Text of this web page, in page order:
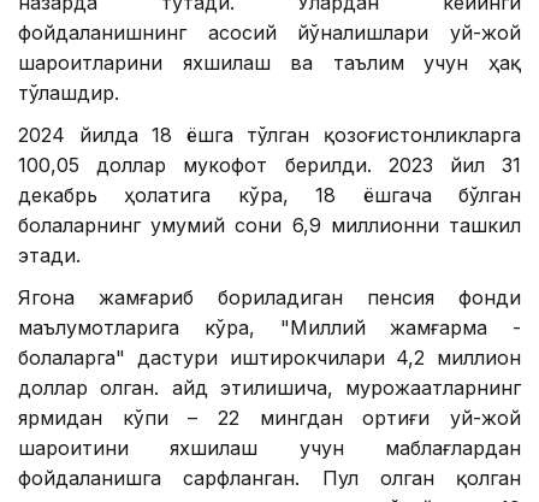
фойдаланишнинг асосий йўналишлари уй-жой
шароитларини яхшилаш ва таълим учун ҳақ
тўлашдир.
2024 йилда 18 ёшга тўлган қозоғистонликларга
100,05 доллар мукофот берилди. 2023 йил 31
декабрь ҳолатига кўра, 18 ёшгача бўлган
болаларнинг умумий сони 6,9 миллионни ташкил
этади.
Ягона жамғариб бориладиган пенсия фонди
маълумотларига кўра, "Миллий жамғарма -
болаларга" дастури иштирокчилари 4,2 миллион
доллар олган. Қайд этилишича, мурожаатларнинг
ярмидан кўпи – 22 мингдан ортиғи уй-жой
шароитини яхшилаш учун маблағлардан
фойдаланишга сарфланган. Пул олган қолган